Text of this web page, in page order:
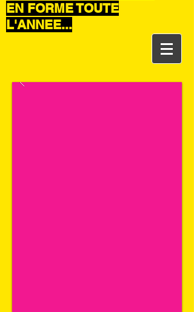
EN FORME TOUTE
L'ANNEE...